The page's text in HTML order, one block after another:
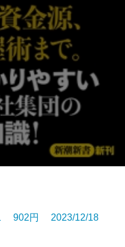
902円 2023/12/18